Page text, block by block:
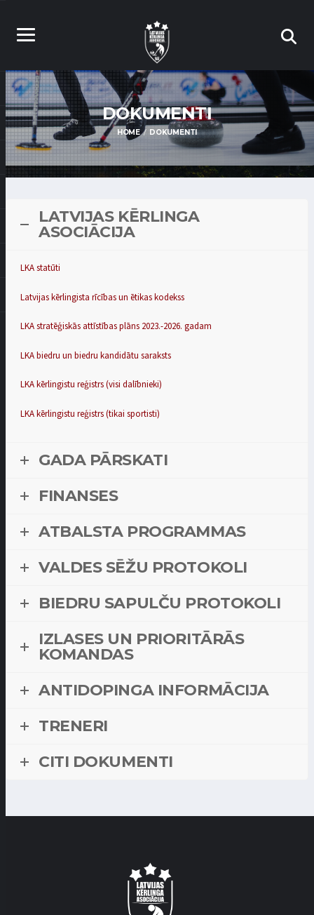
DOKUMENTI
HOME DOKUMENTI
LATVIJAS KĒRLINGA
ASOCIĀCIJA
LKA statūti
Latvijas kērlingista rīcības un ētikas kodekss
LKA stratēģiskās attīstības plāns 2023.-2026. gadam
LKA biedru un biedru kandidātu saraksts
LKA kērlingistu reģistrs (visi dalībnieki)
LKA kērlingistu reģistrs (tikai sportisti)
GADA PĀRSKATI
FINANSES
ATBALSTA PROGRAMMAS
VALDES SĒŽU PROTOKOLI
BIEDRU SAPULČU PROTOKOLI
IZLASES UN PRIORITĀRĀS
KOMANDAS
ANTIDOPINGA INFORMĀCIJA
TRENERI
CITI DOKUMENTI